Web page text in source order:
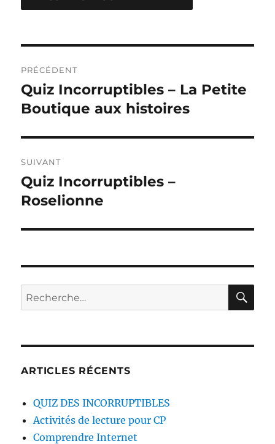
de
l’article
PRÉCÉDENT
Publication
précédente :
Quiz Incorruptibles – La Petite
Boutique aux histoires
SUIVANT
Publication
suivante :
Quiz Incorruptibles –
Roselionne
Recherche
pour :
ARTICLES RÉCENTS
QUIZ DES INCORRUPTIBLES
Activités de lecture pour CP
Comprendre Internet